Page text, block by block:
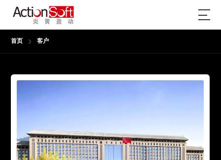
首页 客户